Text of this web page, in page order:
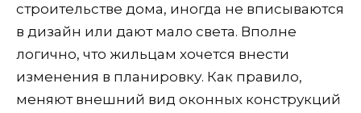
строительстве дома, иногда не вписываются
в дизайн или дают мало света. Вполне
логично, что жильцам хочется внести
изменения в планировку. Как правило,
меняют внешний вид оконных конструкций